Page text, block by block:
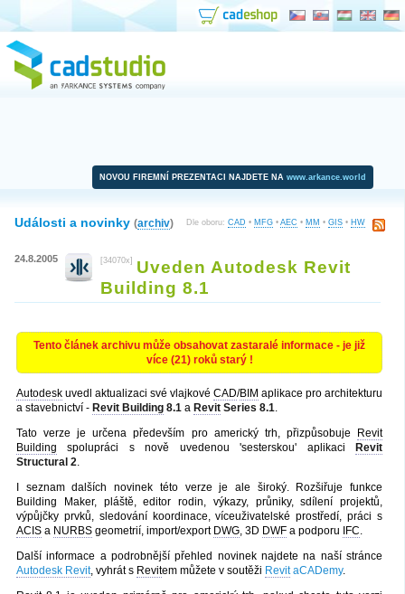
NOVOU FIREMNÍ PREZENTACI NAJDETE NA www.arkance.world
Dle oboru: CAD • MFG • AEC • MM • GIS • HW
Události a novinky (archiv)
24.8.2005 [34070x]
Uveden Autodesk Revit
Building 8.1
Tento článek archivu může obsahovat zastaralé informace - je již
více (21) roků starý !
Autodesk uvedl aktualizaci své vlajkové CAD/BIM aplikace pro architekturu
a stavebnictví - Revit Building 8.1 a Revit Series 8.1.
Tato verze je určena především pro americký trh, přizpůsobuje
Revit
Building spolupráci s nově uvedenou 'sesterskou' aplikaci
Revit
Structural 2.
I seznam dalších novinek této verze je ale široký. Rozšiřuje funkce
Building Maker, pláště, editor rodin, výkazy, průniky, sdílení projektů,
výpůjčky prvků, sledování koordinace, víceuživatelské prostředí, práci s
ACIS a NURBS geometrií, import/export DWG, 3D DWF a podporu IFC.
Další informace a podrobnější přehled novinek najdete na naší stránce
Autodesk Revit, vyhrát s Revitem můžete v soutěži RevitaCADemy.